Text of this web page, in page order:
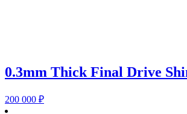
0.3mm Thick Final Drive
200 000 ₽